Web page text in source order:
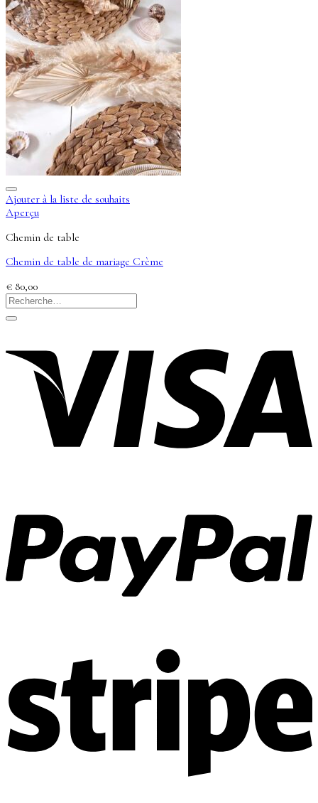
Ajouter à la liste de souhaits
Aperçu
Chemin de table
Chemin de table de mariage Crème
€ 80,00